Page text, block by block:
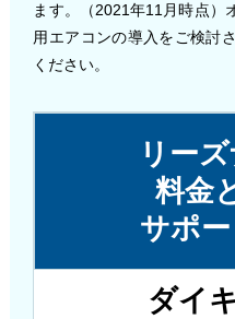
ます。（2021年11月時点）
用エアコンの導入をご検討
ください。
リー
料金
サポ
ダイ